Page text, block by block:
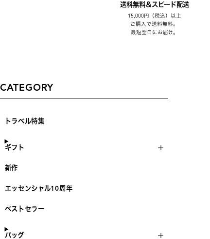
送料無料＆スピード配送
15,000円（税込）以上
ご購入で送料無料。
最短翌日にお届け。
CATEGORY
トラベル特集
ギフト
新作
エッセンシャル10周年
ベストセラー
バッグ